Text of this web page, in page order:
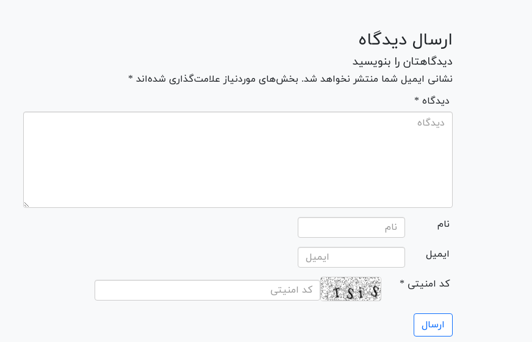
ارسال دیدگاه
دیدگاهتان را بنویسید
نشانی ایمیل شما منتشر نخواهد شد. بخش‌های موردنیاز علامت‌گذاری شده‌اند *
* دیدگاه
نام
ایمیل
* کد امنیتی